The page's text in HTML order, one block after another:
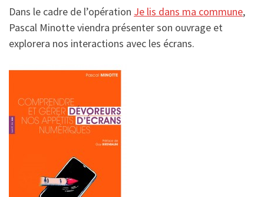
Dans le cadre de l’opération Je lis dans ma commune,
Pascal Minotte viendra présenter son ouvrage et
explorera nos interactions avec les écrans.